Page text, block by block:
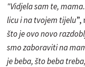
"Vidjela sam te,
licu i na tvojem tijelu”,
što je ovo novo
smo zaboraviti na
je beba, što beba